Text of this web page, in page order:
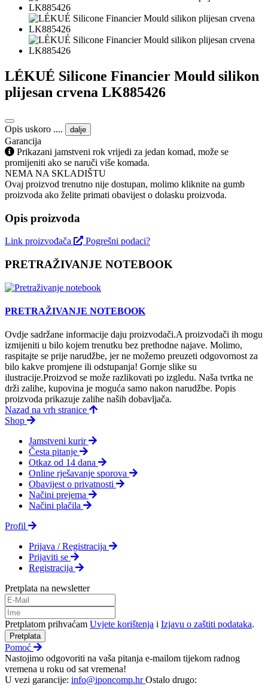
LÉKUÉ Silicone Financier Mould silikon
plijesan crvena LK885426
Opis uskoro .... dalje
Garancija
Prikazani jamstveni rok vrijedi za jedan komad, može se
promijeniti ako se naruči više komada.
NEMA NA SKLADIŠTU
Ovaj proizvod trenutno nije dostupan, molimo kliknite na gumb
proizvoda ako želite primati obavijest o dolasku proizvoda.
Opis proizvoda
Link proizvođača Pogrešni podaci?
PRETRAŽIVANJE NOTEBOOK
PRETRAŽIVANJE NOTEBOOK
Ovdje sadržane informacije daju proizvodači.A proizvodači ih mogu
izmijeniti u bilo kojem trenutku bez prethodne najave. Molimo,
raspitajte se prije narudžbe, jer ne možemo preuzeti odgovornost za
bilo kakve promjene ili odstupanja! Gornje slike su
ilustracije.Proizvod se može razlikovati po izgledu. Naša tvrtka ne
drži zalihe, kupovina je moguća samo nakon narudžbe. Popis
proizvoda prikazuje zalihe naših dobavljača.
Nazad na vrh stranice
Shop
Jamstveni kurir
Česta pitanje
Otkaz od 14 dana
Online rješavanje sporova
Obavijest o privatnosti
Načini prejema
Načini plačila
Profil
Prijava / Registracija
Prijaviti se
Registracija
Pretplata na newsletter
Pretplatom prihvaćam Uvjete korištenja i Izjavu o zaštiti podataka.
Pretplata
Pomoć
Nastojimo odgovoriti na vaša pitanja e-mailom tijekom radnog
vremena u roku od sat vremena!
U vezi garancije: info@iponcomp.hrOstalo drugo: